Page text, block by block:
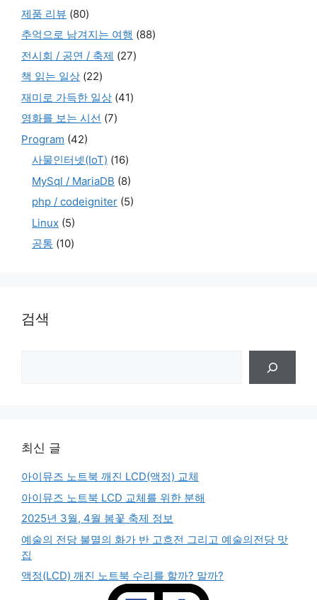
제품 리뷰 (80)
추억으로 남겨지는 여행 (88)
전시회 / 공연 / 축제 (27)
책 읽는 일상 (22)
재미로 가득한 일상 (41)
영화를 보는 시선 (7)
Program (42)
사물인터넷(IoT) (16)
MySql / MariaDB (8)
php / codeigniter (5)
Linux (5)
공통 (10)
검색
최신 글
아이뮤즈 노트북 깨진 LCD(액정) 교체
아이뮤즈 노트북 LCD 교체를 위한 분해
2025년 3월, 4월 봄꽃 축제 정보
예술의 전당 불멸의 화가 반 고흐전 그리고 예술의전당 맛
집
액정(LCD) 깨진 노트북 수리를 할까? 말까?